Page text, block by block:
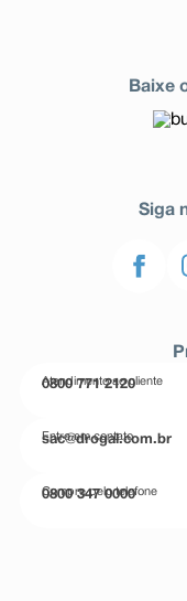
Baixe
Siga
Atendimento ao cliente
0800 771 2120
Entre em contato
sac@drogal.com.br
Compre pelo telefone
0800 347 0000